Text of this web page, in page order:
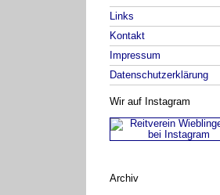
Links
Kontakt
Impressum
Datenschutzerklärung
Wir auf Instagram
Archiv